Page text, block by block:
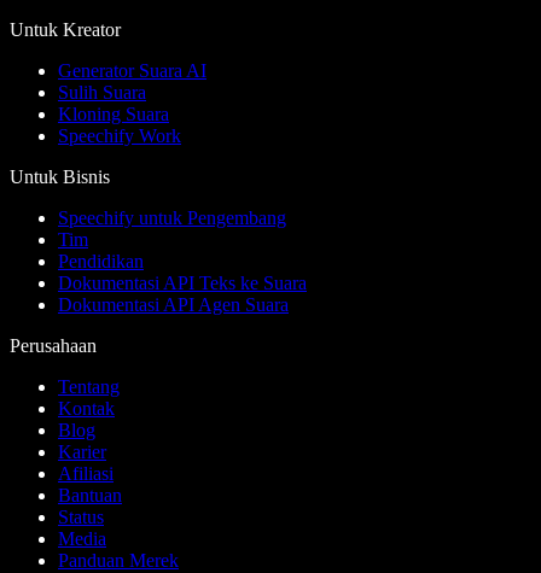
Untuk Kreator
Generator Suara AI
Sulih Suara
Kloning Suara
Speechify Work
Untuk Bisnis
Speechify untuk Pengembang
Tim
Pendidikan
Dokumentasi API Teks ke Suara
Dokumentasi API Agen Suara
Perusahaan
Tentang
Kontak
Blog
Karier
Afiliasi
Bantuan
Status
Media
Panduan Merek